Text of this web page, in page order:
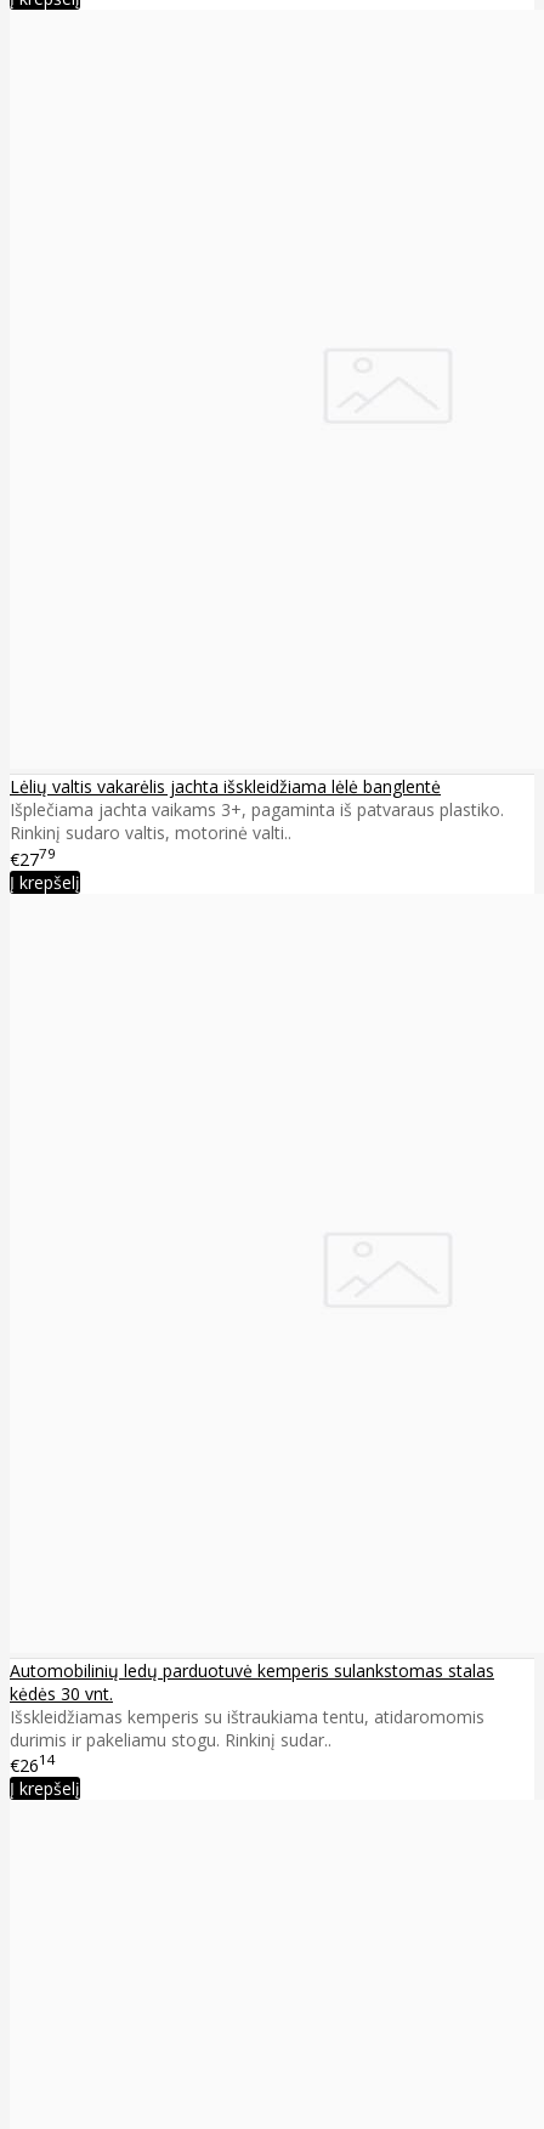
Lėlių valtis vakarėlis jachta išskleidžiama lėlė banglentė
Išplečiama jachta vaikams 3+, pagaminta iš patvaraus plastiko.
Rinkinį sudaro valtis, motorinė valti..
€2779
Į krepšelį
Automobilinių ledų parduotuvė kemperis sulankstomas stalas
kėdės 30 vnt.
Išskleidžiamas kemperis su ištraukiama tentu, atidaromomis
durimis ir pakeliamu stogu. Rinkinį sudar..
€2614
Į krepšelį